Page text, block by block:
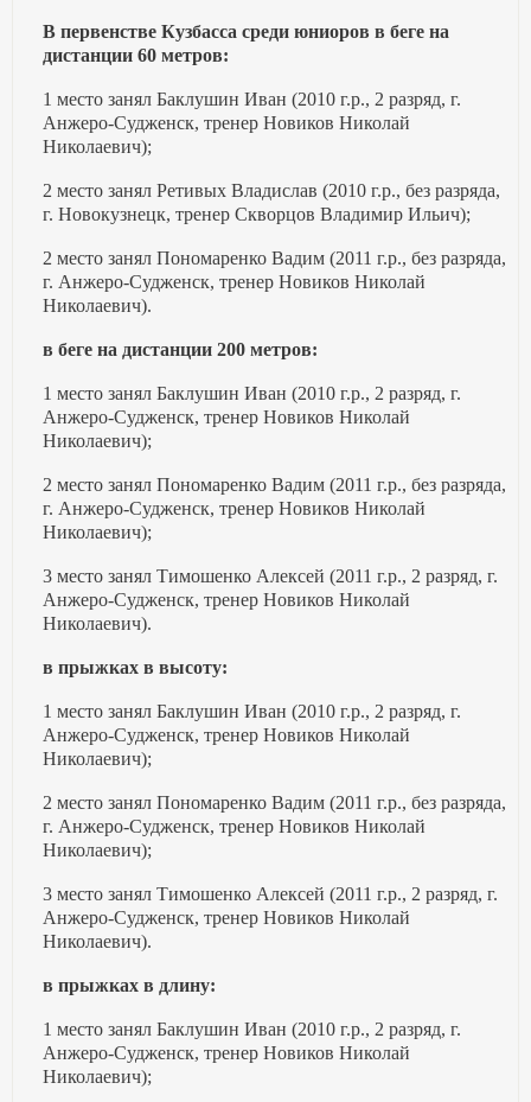
В первенстве Кузбасса среди юниоров в беге на
дистанции 60 метров:
1 место занял Баклушин Иван (2010 г.р., 2 разряд, г.
Анжеро-Судженск, тренер Новиков Николай
Николаевич);
2 место занял Ретивых Владислав (2010 г.р., без разряда,
г. Новокузнецк, тренер Скворцов Владимир Ильич);
2 место занял Пономаренко Вадим (2011 г.р., без разряда,
г. Анжеро-Судженск, тренер Новиков Николай
Николаевич).
в беге на дистанции 200 метров:
1 место занял Баклушин Иван (2010 г.р., 2 разряд, г.
Анжеро-Судженск, тренер Новиков Николай
Николаевич);
2 место занял Пономаренко Вадим (2011 г.р., без разряда,
г. Анжеро-Судженск, тренер Новиков Николай
Николаевич);
3 место занял Тимошенко Алексей (2011 г.р., 2 разряд, г.
Анжеро-Судженск, тренер Новиков Николай
Николаевич).
в прыжках в высоту:
1 место занял Баклушин Иван (2010 г.р., 2 разряд, г.
Анжеро-Судженск, тренер Новиков Николай
Николаевич);
2 место занял Пономаренко Вадим (2011 г.р., без разряда,
г. Анжеро-Судженск, тренер Новиков Николай
Николаевич);
3 место занял Тимошенко Алексей (2011 г.р., 2 разряд, г.
Анжеро-Судженск, тренер Новиков Николай
Николаевич).
в прыжках в длину:
1 место занял Баклушин Иван (2010 г.р., 2 разряд, г.
Анжеро-Судженск, тренер Новиков Николай
Николаевич);